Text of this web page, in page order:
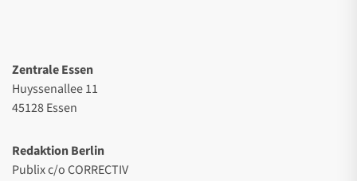
Zentrale Essen
Huyssenallee 11
45128 Essen
Redaktion Berlin
Publix c/o CORRECTIV